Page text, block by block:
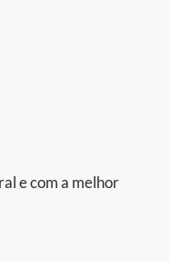
e com a melhor